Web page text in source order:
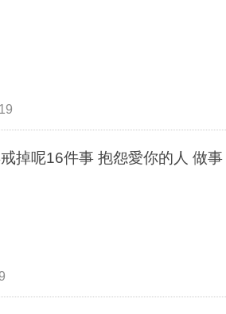
掉呢16件事 抱怨愛你的人 做事